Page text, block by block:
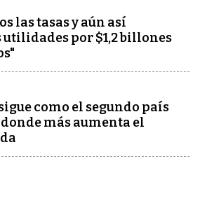
las tasas y aún así
por $1,2 billones
como el segundo país
donde más aumenta el